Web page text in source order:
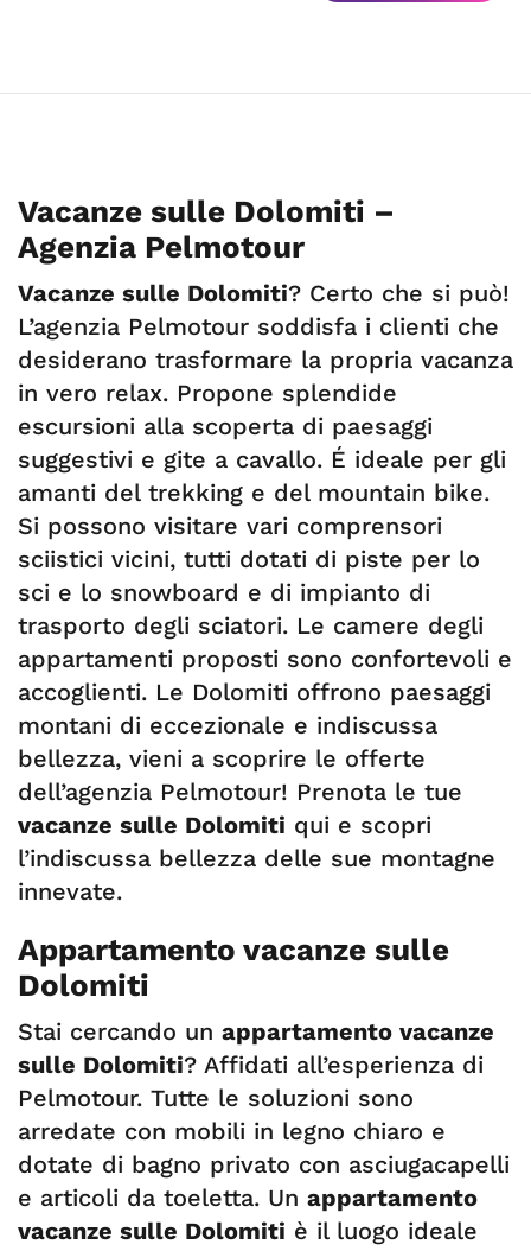
Vacanze sulle Dolomiti –
Agenzia Pelmotour
Vacanze sulle Dolomiti? Certo che si può!
L’agenzia Pelmotour soddisfa i clienti che
desiderano trasformare la propria vacanza
in vero relax. Propone splendide
escursioni alla scoperta di paesaggi
suggestivi e gite a cavallo. É ideale per gli
amanti del trekking e del mountain bike.
Si possono visitare vari comprensori
sciistici vicini, tutti dotati di piste per lo
sci e lo snowboard e di impianto di
trasporto degli sciatori. Le camere degli
appartamenti proposti sono confortevoli e
accoglienti. Le Dolomiti offrono paesaggi
montani di eccezionale e indiscussa
bellezza, vieni a scoprire le offerte
dell’agenzia Pelmotour! Prenota le tue
vacanze sulle Dolomiti qui e scopri
l’indiscussa bellezza delle sue montagne
innevate.
Appartamento vacanze sulle
Dolomiti
Stai cercando un appartamento vacanze
sulle Dolomiti? Affidati all’esperienza di
Pelmotour. Tutte le soluzioni sono
arredate con mobili in legno chiaro e
dotate di bagno privato con asciugacapelli
e articoli da toeletta. Un appartamento
vacanze sulle Dolomiti è il luogo ideale